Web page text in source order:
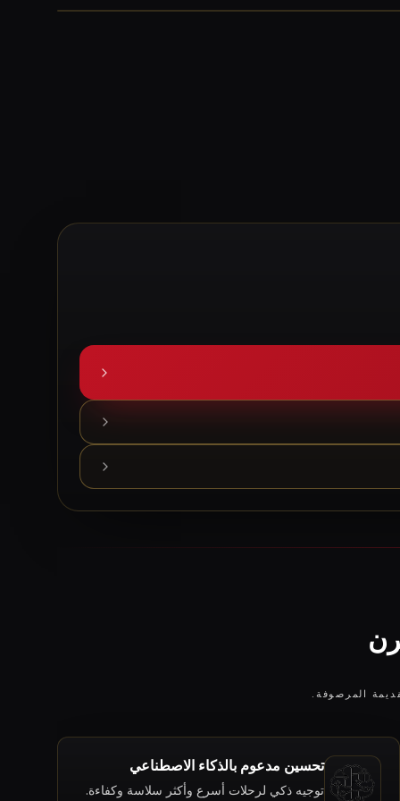
المرصوفة.
تحسين مدعوم بالذكاء الاصطناعي
توجيه ذكي لرحلات أسرع وأكثر سلاسة وكفاءة.